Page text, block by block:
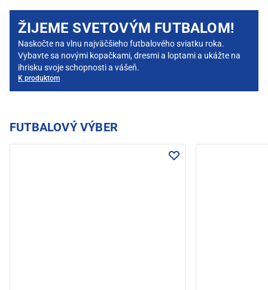
ŽIJEME SVETOVÝM FUTBALOM!
Naskočte na vlnu najväčšieho futbalového sviatku roka.
Vybavte sa novými kopačkami, dresmi a loptami a ukážte na
ihrisku svoje schopnosti a vášeň.
K produktom
FUTBALOVÝ VÝBER